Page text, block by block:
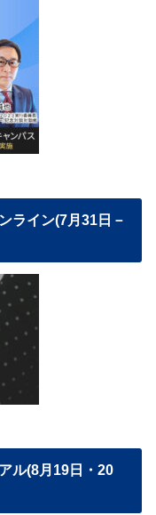
ライン(7月31日－
ル(8月19日・20